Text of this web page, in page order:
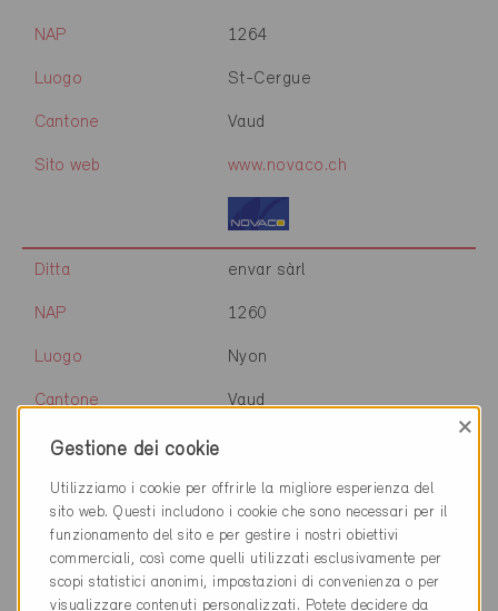
NAP 1264
Luogo St-Cergue
Cantone Vaud
Sito web www.novaco.ch
Ditta envar sàrl
NAP 1260
Luogo Nyon
Cantone Vaud
Sito web
Ditta W·Architectes SA
NAP 1260
Gestione dei cookie
×
Utilizziamo i cookie per offrirle la migliore esperienza del
sito web. Questi includono i cookie che sono necessari per il
funzionamento del sito e per gestire i nostri obiettivi
commerciali, così come quelli utilizzati esclusivamente per
scopi statistici anonimi, impostazioni di convenienza o per
visualizzare contenuti personalizzati. Potete decidere da